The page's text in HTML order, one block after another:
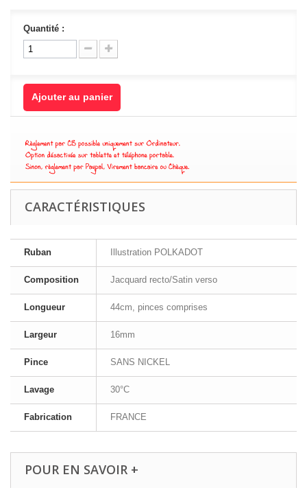
Quantité :
Ajouter au panier
CARACTÉRISTIQUES
Ruban Illustration POLKADOT
Composition Jacquard recto/Satin verso
Longueur 44cm, pinces comprises
Largeur 16mm
Pince SANS NICKEL
Lavage 30°C
Fabrication FRANCE
POUR EN SAVOIR +